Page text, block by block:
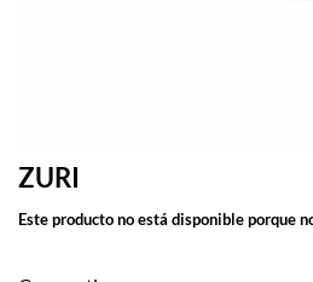
ZURI
Este producto no está disponible porque